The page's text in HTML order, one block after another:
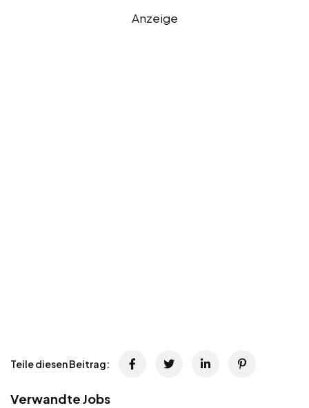
Anzeige
Teile diesen Beitrag:
Verwandte Jobs